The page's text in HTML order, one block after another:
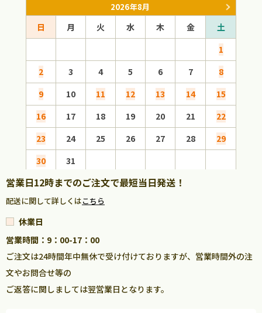
2026年8月
日 月 火 水 木 金
土
1
2
3 4 5 6 7
8
9
10 11 12 13 14
15
16
17 18 19 20 21
22
23
24 25 26 27 28
29
30
31
営業日12時までのご注文で最短当日発送！
配送に関して詳しくはこちら
休業日
営業時間：9：00-17：00
ご注文は24時間年中無休で受け付けておりますが、営業時間外の注
文やお問合せ等の
ご返答に関しましては翌営業日となります。